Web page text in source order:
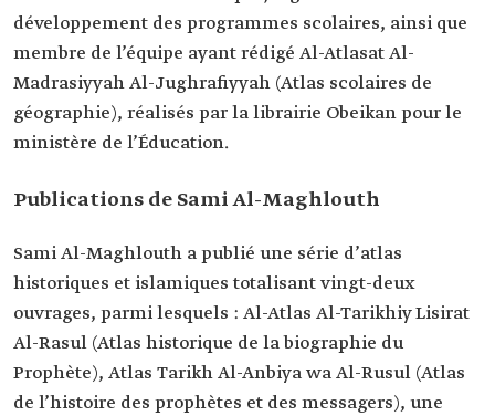
développement des programmes scolaires, ainsi que
membre de l’équipe ayant rédigé Al-Atlasat Al-
Madrasiyyah Al-Jughrafiyyah (Atlas scolaires de
géographie), réalisés par la librairie Obeikan pour le
ministère de l’Éducation.
Publications de Sami Al-Maghlouth
Sami Al-Maghlouth a publié une série d’atlas
historiques et islamiques totalisant vingt-deux
ouvrages, parmi lesquels : Al-Atlas Al-Tarikhiy Lisirat
Al-Rasul (Atlas historique de la biographie du
Prophète), Atlas Tarikh Al-Anbiya wa Al-Rusul (Atlas
de l’histoire des prophètes et des messagers), une